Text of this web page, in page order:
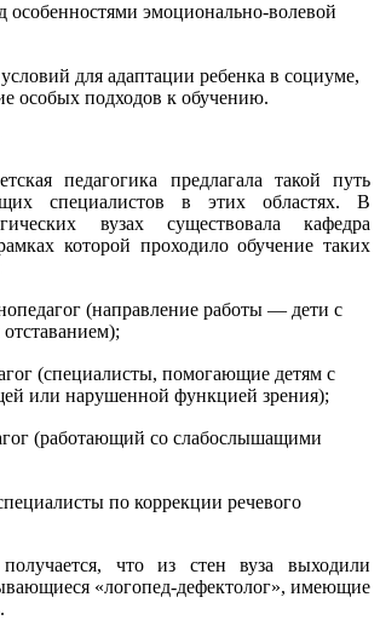
особенностями эмоционально-волевой
для адаптации ребенка в социуме,
особых подходов к обучению.
педагогика предлагала такой путь
специалистов в этих областях. В
вузах существовала кафедра
которой проходило обучение таких
(направление работы — дети с
(специалисты, помогающие детям с
или нарушенной функцией зрения);
(работающий со слабослышащими
по коррекции речевого
что из стен вуза выходили
«логопед-дефектолог», имеющие